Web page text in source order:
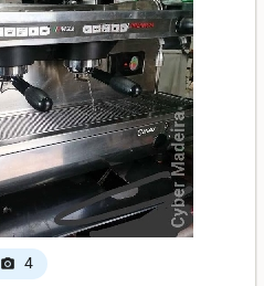
photo_camera 4